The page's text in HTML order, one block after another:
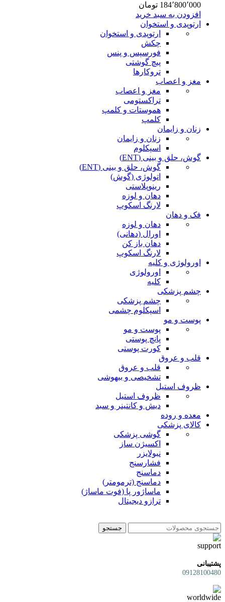
184٬800٬000 تومان
افزودن به سبد خرید
ارتوپدی و استخوان
ارتوپدی و استخوان
چکش
فورسپس و پنس
پیچ گوشتی
تروکارها
مغز و اعصاب
مغز و اعصاب
تراکستومی
هموستات و کلمپ
کلمپ
زنان و زایمان
زنان و زایمان
اسپکلوم
گوش، حلق و بینی (ENT)
گوش، حلق و بینی (ENT)
اتولوژی (گوش)
رینوپلاستی
دهان و لوزه
لارنگ اسکوپ
فک و دهان
دهان و لوزه
اورال (دهانی)
دهان باز کن
لارنگ اسکوپ
اورولوژی و کلیه
اورولوژی
کلیه
چشم پزشکی
چشم پزشکی
اسپکلوم چشمی
پوست و مو
پوست و مو
پانچ پوستی
کورت پوستی
قلب و عروق
قلب و عروق
تشخیصی و بیهوشی
ظروف استیل
ظروف استیل
دیش و کانتینر و سبد
معده و روده
کالای پزشکی
گوشی پزشکی
اکسیژن ساز
نبولایزر
فشارسنج
دماسنج
دماسنج (ترمومتر)
ماساژور پا (فوت ماساژ)
ترازو دیجیتال
جستجو
پشتیبانی
09128100480